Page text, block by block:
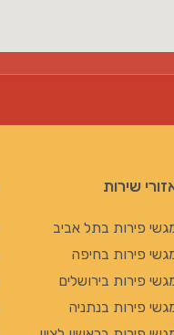
שירות
פירות בתל אביב
פירות בחיפה
פירות בירושלים
פירות בנתניה